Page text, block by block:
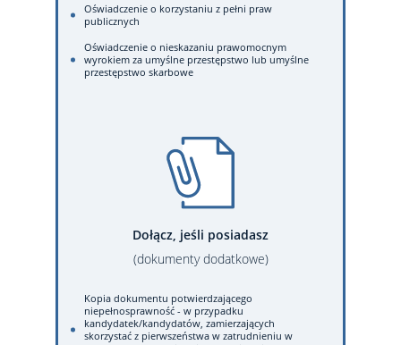
Oświadczenie o korzystaniu z pełni praw
publicznych
Oświadczenie o nieskazaniu prawomocnym
wyrokiem za umyślne przestępstwo lub umyślne
przestępstwo skarbowe
Dołącz, jeśli posiadasz
(dokumenty dodatkowe)
Kopia dokumentu potwierdzającego
niepełnosprawność - w przypadku
kandydatek/kandydatów, zamierzających
skorzystać z pierwszeństwa w zatrudnieniu w